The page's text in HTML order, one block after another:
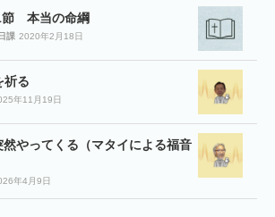
節 本当の命綱
課 2020年2月18日
祈る
年11月19日
然やってくる（マタイによる福音
年4月9日